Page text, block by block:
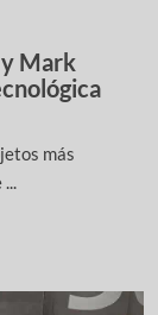
Mark
más